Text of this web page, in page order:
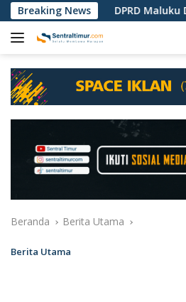
Langsung
ke
konten
Breaking NewsDPRD Maluku
Beranda Berita Utama
Berita Utama